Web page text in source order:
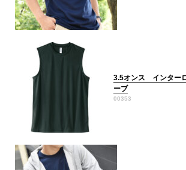
3.5オンス インター
ーブ
00353